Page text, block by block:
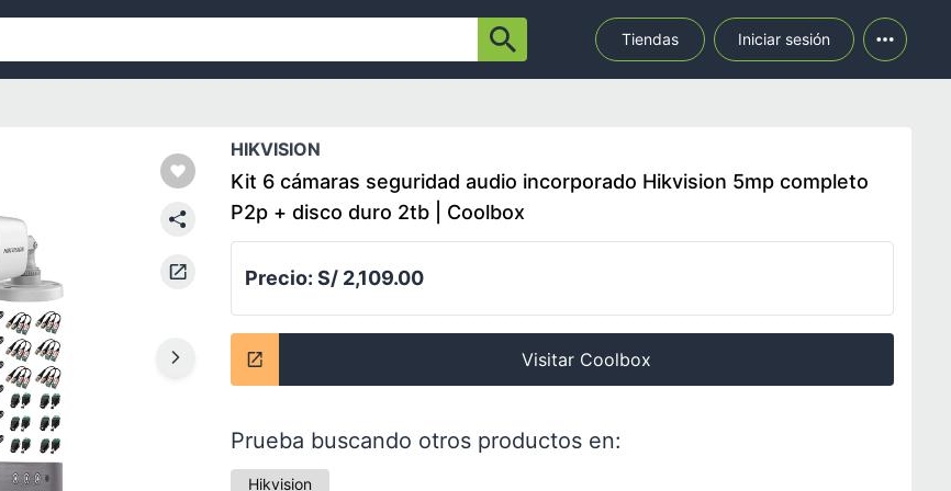
Tiendas Iniciar sesión
HIKVISION
Kit 6 cámaras seguridad audio incorporado Hikvision 5mp completo
P2p + disco duro 2tb | Coolbox
Precio: S/ 2,109.00
Visitar Coolbox
Prueba buscando otros productos en:
Hikvision